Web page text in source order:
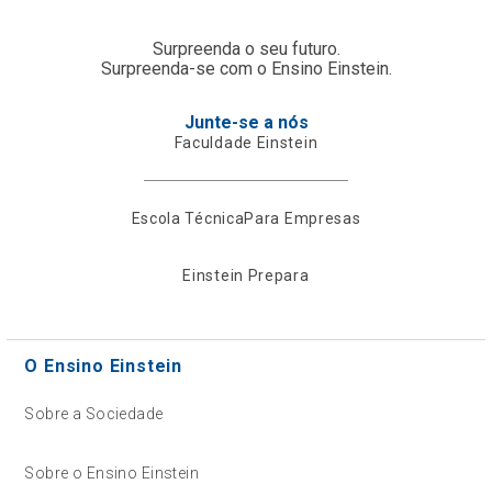
Surpreenda o seu futuro.
Surpreenda-se com o Ensino Einstein.
Junte-se a nós
Faculdade Einstein
Escola TécnicaPara Empresas
Einstein Prepara
O Ensino Einstein
Sobre a Sociedade
Sobre o Ensino Einstein